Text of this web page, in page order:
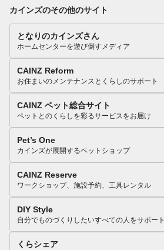
カインズのその他のサイト
となりのカインズさん
ホームセンターを遊び倒すメディア
CAINZ Reform
お住まいのメンテナンスとくらしのサポート
CAINZ ペット総合サイト
ペットとのくらしを彩るサービスをお届け
Pet’s One
カインズが展開するペットショップ
CAINZ Reserve
ワークショップ、施設予約、工具レンタル
DIY Style
自分でものづくりしたいすべての人をサポート
くらシェア